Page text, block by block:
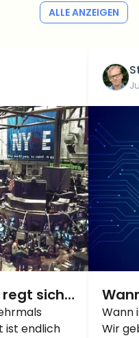
ALLE ANZEIGEN
sich
ist endlich
Wann
Wir